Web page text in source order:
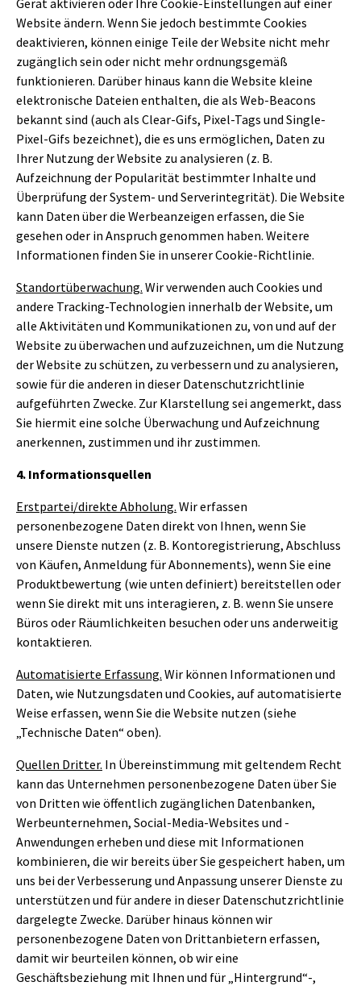
Website ändern. Wenn Sie jedoch bestimmte Cookies
deaktivieren, können einige Teile der Website nicht mehr
zugänglich sein oder nicht mehr ordnungsgemäß
funktionieren. Darüber hinaus kann die Website kleine
elektronische Dateien enthalten, die als Web-Beacons
bekannt sind (auch als Clear-Gifs, Pixel-Tags und Single-
Pixel-Gifs bezeichnet), die es uns ermöglichen, Daten zu
Ihrer Nutzung der Website zu analysieren (z. B.
Aufzeichnung der Popularität bestimmter Inhalte und
Überprüfung der System- und Serverintegrität). Die Website
kann Daten über die Werbeanzeigen erfassen, die Sie
gesehen oder in Anspruch genommen haben. Weitere
Informationen finden Sie in unserer Cookie-Richtlinie.
Standortüberwachung. Wir verwenden auch Cookies und
andere Tracking-Technologien innerhalb der Website, um
alle Aktivitäten und Kommunikationen zu, von und auf der
Website zu überwachen und aufzuzeichnen, um die Nutzung
der Website zu schützen, zu verbessern und zu analysieren,
sowie für die anderen in dieser Datenschutzrichtlinie
aufgeführten Zwecke. Zur Klarstellung sei angemerkt, dass
Sie hiermit eine solche Überwachung und Aufzeichnung
anerkennen, zustimmen und ihr zustimmen.
4. Informationsquellen
Erstpartei/direkte Abholung. Wir erfassen
personenbezogene Daten direkt von Ihnen, wenn Sie
unsere Dienste nutzen (z. B. Kontoregistrierung, Abschluss
von Käufen, Anmeldung für Abonnements), wenn Sie eine
Produktbewertung (wie unten definiert) bereitstellen oder
wenn Sie direkt mit uns interagieren, z. B. wenn Sie unsere
Büros oder Räumlichkeiten besuchen oder uns anderweitig
kontaktieren.
Automatisierte Erfassung. Wir können Informationen und
Daten, wie Nutzungsdaten und Cookies, auf automatisierte
Weise erfassen, wenn Sie die Website nutzen (siehe
„Technische Daten“ oben).
Quellen Dritter. In Übereinstimmung mit geltendem Recht
kann das Unternehmen personenbezogene Daten über Sie
von Dritten wie öffentlich zugänglichen Datenbanken,
Werbeunternehmen, Social-Media-Websites und -
Anwendungen erheben und diese mit Informationen
kombinieren, die wir bereits über Sie gespeichert haben, um
uns bei der Verbesserung und Anpassung unserer Dienste zu
unterstützen und für andere in dieser Datenschutzrichtlinie
dargelegte Zwecke. Darüber hinaus können wir
personenbezogene Daten von Drittanbietern erfassen,
damit wir beurteilen können, ob wir eine
Geschäftsbeziehung mit Ihnen und für „Hintergrund“-,